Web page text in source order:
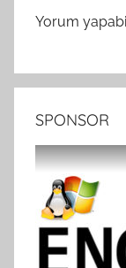
Yorum
SPONSOR